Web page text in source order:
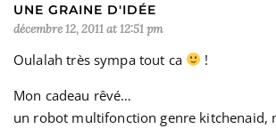
UNE GRAINE D'IDÉE
décembre 12, 2011 at 12:51 pm
Oulalah très sympa tout ca
!
Mon cadeau rêvé…
un robot multifonction genre kitchenaid,